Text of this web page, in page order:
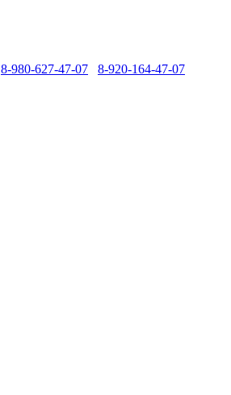
8-980-627-47-07
8-920-164-47-07